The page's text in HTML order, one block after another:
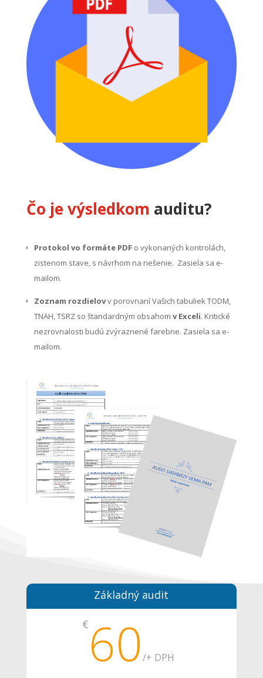
Čo je výsledkom auditu?
Protokol vo formáte PDFo vykonaných kontrolách,
zistenom stave, s návrhom na riešenie. Zasiela sa e-
mailom.
Zoznam rozdielovv porovnaní Vašich tabuliek TODM,
TNAH, TSRZ so štandardným obsahom v Exceli. Kritické
nezrovnalosti budú zvýraznené farebne. Zasiela sa e-
mailom.
Základný audit
€ 60 /+ DPH